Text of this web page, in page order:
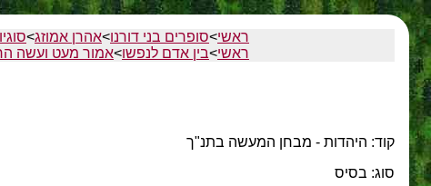
ראשי>סופרים בני דורנו>אהרן אמוזג>
ראשי>בין אדם לנפשו>אמור מעט ועשה
קוד: היהדות - מבחן המעשה בתנ"ך
סוג: בסיס